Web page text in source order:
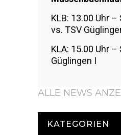
KLB: 13.00 Uhr –
vs. TSV
KLA: 15.00 Uhr –
Güglingen I
ALLE NEWS
KATEGORIEN